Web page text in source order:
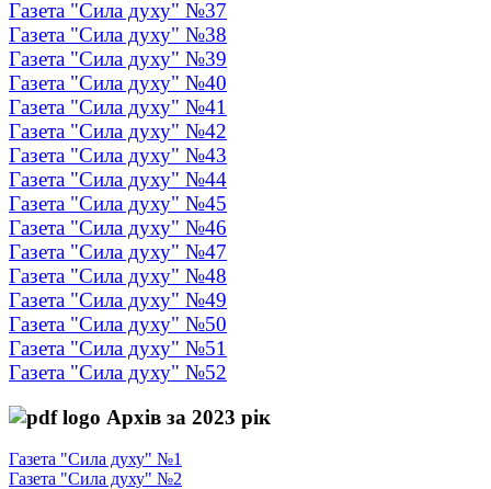
Газета "Сила духу" №37
Газета "Сила духу" №38
Газета "Сила духу" №39
Газета "Сила духу" №40
Газета "Сила духу" №41
Газета "Сила духу" №42
Газета "Сила духу" №43
Газета "Сила духу" №44
Газета "Сила духу" №45
Газета "Сила духу" №46
Газета "Сила духу" №47
Газета "Сила духу" №48
Газета "Сила духу" №49
Газета "Сила духу" №50
Газета "Сила духу" №51
Газета "Сила духу" №52
Архів за 2023 рік
Газета "Сила духу" №1
Газета "Сила духу" №2